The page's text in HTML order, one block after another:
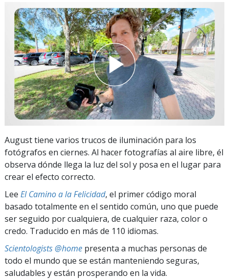
August tiene varios trucos de iluminación para los
fotógrafos en ciernes. Al hacer fotografías al aire libre, él
observa dónde llega la luz del sol y posa en el lugar para
crear el efecto correcto.
Lee El Camino a la Felicidad, el primer código moral
basado totalmente en el sentido común, uno que puede
ser seguido por cualquiera, de cualquier raza, color o
credo. Traducido en más de 110 idiomas.
Scientologists @home presenta a muchas personas de
todo el mundo que se están manteniendo seguras,
saludables y están prosperando en la vida.